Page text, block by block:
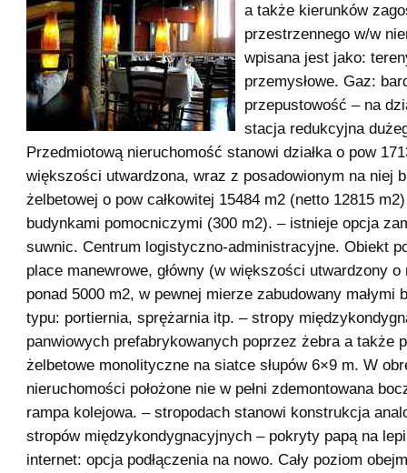
a także kierunków
przestrzennego w/w
wpisana jest jako:
przemysłowe. Gaz:
przepustowość – na
stacja redukcyjna
Przedmiotową nieruchomość stanowi działka o pow
większości utwardzona, wraz z posadowionym na niej
żelbetowej o pow całkowitej 15484 m2 (netto 12815
budynkami pomocniczymi (300 m2). – istnieje opcja
suwnic. Centrum logistyczno-administracyjne. Obiekt
place manewrowe, główny (w większości utwardzony
ponad 5000 m2, w pewnej mierze zabudowany małymi
typu: portiernia, sprężarnia itp. – stropy
panwiowych prefabrykowanych poprzez żebra a także
żelbetowe monolityczne na siatce słupów 6×9 m. W
nieruchomości położone nie w pełni zdemontowana
rampa kolejowa. – stropodach stanowi konstrukcja
stropów międzykondygnacyjnych – pokryty papą na
internet: opcja podłączenia na nowo. Cały poziom